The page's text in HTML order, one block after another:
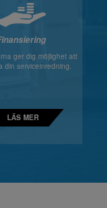
ger dig möjlighet att
din serviceinredning.
LÄS MER